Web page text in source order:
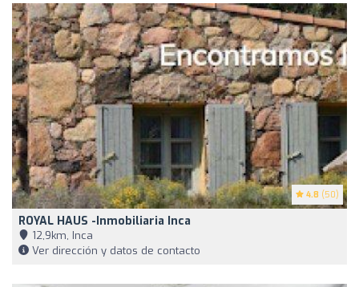
4.8 (50)
ROYAL HAUS -Inmobiliaria Inca
12,9km, Inca
Ver dirección y datos de contacto